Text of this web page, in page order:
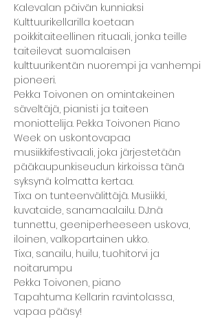
Kalevalan päivän kunniaksi
Kulttuurikellarilla koetaan
poikkitaiteellinen rituaali, jonka teille
taiteilevat suomalaisen
kulttuurikentän nuorempi ja vanhempi
pioneeri.
Pekka Toivonen on omintakeinen
säveltäjä, pianisti ja taiteen
moniottelija. Pekka Toivonen Piano
Week on uskontovapaa
musiikkifestivaali, joka järjestetään
pääkaupunkiseudun kirkoissa tänä
syksynä kolmatta kertaa.
Tixa on tunteenvälittäjä. Musiikki,
kuvataide, sanamaalailu. DJ:nä
tunnettu, geeniperheeseen uskova,
iloinen, valkopartainen ukko.
Tixa, sanailu, huilu, tuohitorvi ja
noitarumpu
Pekka Toivonen, piano
Tapahtuma Kellarin ravintolassa,
vapaa pääsy!